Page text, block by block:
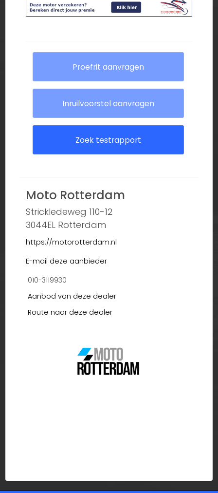
Proefrit aanvragen
Inruilvoorstel aanvragen
Zoek testrapport
Moto Rotterdam
Strickledeweg 110-12
3044EL Rotterdam
https://motorotterdam.nl
E-mail deze aanbieder
010-3119930
Aanbod van deze dealer
Route naar deze dealer